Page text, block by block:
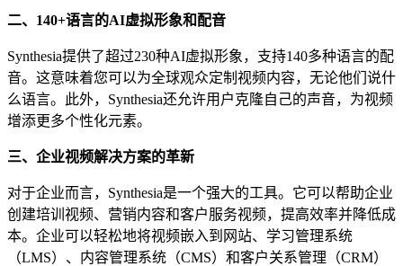
二、140+语言的AI虚拟形象和配音
Synthesia提供了超过230种AI虚拟形象，支持140多种语言的配
音。这意味着您可以为全球观众定制视频内容，无论他们说什
么语言。此外，Synthesia还允许用户克隆自己的声音，为视频
增添更多个性化元素。
三、企业视频解决方案的革新
对于企业而言，Synthesia是一个强大的工具。它可以帮助企业
创建培训视频、营销内容和客户服务视频，提高效率并降低成
本。企业可以轻松地将视频嵌入到网站、学习管理系统
（LMS）、内容管理系统（CMS）和客户关系管理（CRM）